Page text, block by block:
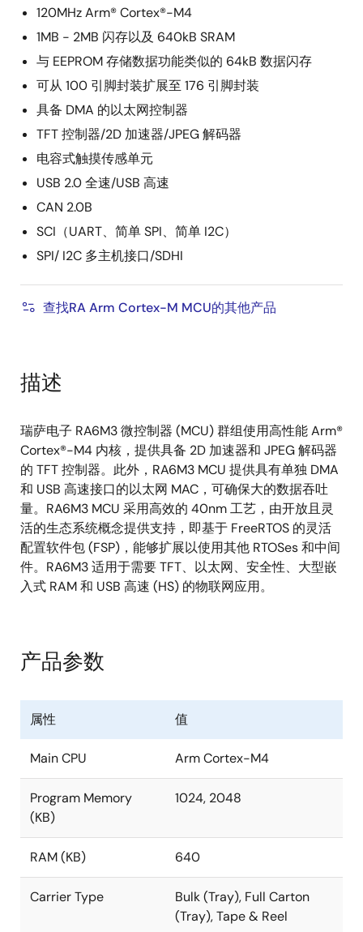
120MHz Arm® Cortex®-M4
1MB - 2MB 闪存以及 640kB SRAM
与 EEPROM 存储数据功能类似的 64kB 数据闪存
可从 100 引脚封装扩展至 176 引脚封装
具备 DMA 的以太网控制器
TFT 控制器/2D 加速器/JPEG 解码器
电容式触摸传感单元
USB 2.0 全速/USB 高速
CAN 2.0B
SCI（UART、简单 SPI、简单 I2C）
SPI/ I2C 多主机接口/SDHI
查找RA Arm Cortex-M MCU的其他产品
描述
瑞萨电子 RA6M3 微控制器 (MCU) 群组使用高性能 Arm®
Cortex®-M4 内核，提供具备 2D 加速器和 JPEG 解码器
的 TFT 控制器。此外，RA6M3 MCU 提供具有单独 DMA
和 USB 高速接口的以太网 MAC，可确保大的数据吞吐
量。RA6M3 MCU 采用高效的 40nm 工艺，由开放且灵
活的生态系统概念提供支持，即基于 FreeRTOS 的灵活
配置软件包 (FSP)，能够扩展以使用其他 RTOSes 和中间
件。RA6M3 适用于需要 TFT、以太网、安全性、大型嵌
入式 RAM 和 USB 高速 (HS) 的物联网应用。
产品参数
属性 值
Main CPU Arm Cortex-M4
Program Memory
(KB)
1024, 2048
RAM (KB) 640
Carrier Type
Bulk (Tray), Full Carton
(Tray), Tape & Reel